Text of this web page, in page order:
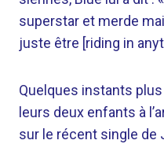
superstar et merde
juste être [riding in
Quelques instants
leurs deux enfants à
sur le récent single de